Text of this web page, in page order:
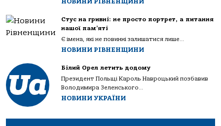
Стус на гривні: не просто портрет, а питання
нашої пам’яті
Є імена, які не повинні залишатися лише...
НОВИНИ РІВНЕНЩИНИ
Білий Орел летить додому
Президент Польщі Кароль Навроцький позбавив
Володимира Зеленського...
НОВИНИ УКРАЇНИ